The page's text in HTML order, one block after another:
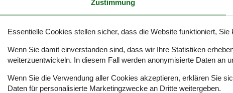
beste Auswahl
Auswahl an Ferienhäuser Lichtenhagen.
grösste Auswahl an Lichtenhagen Ferienhäuser und einen
haben - einfach und sicher. Unten können Sie mehr über
ein vermietetes Lichtenhagen Ferienhaus buchen.
Zustimmung
Essentielle Cookies stellen sicher, dass die Website funktioniert, Sie
Wenn Sie damit einverstanden sind, dass wir Ihre Statistiken
weiterzuentwickeln. In diesem Fall werden anonymisierte Daten an
Wenn Sie die Verwendung aller Cookies akzeptieren, erklären Sie
Daten für personalisierte Marketingzwecke an Dritte weitergeben.